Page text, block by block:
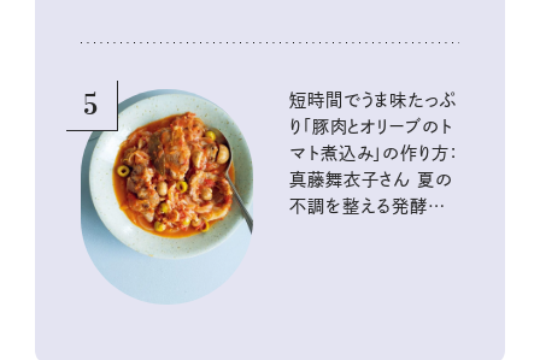
5
短時間でうま味たっぷ
り「豚肉とオリーブのト
マト煮込み」の作り方：
真藤舞衣子さん 夏の
不調を整える発酵レ